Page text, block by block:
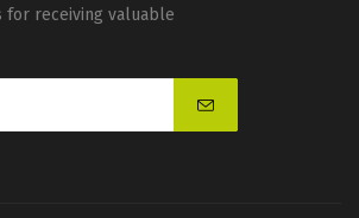
for receiving valuable